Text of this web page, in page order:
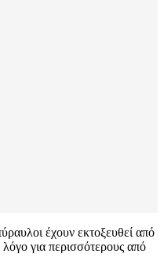
έχουν εκτοξευθεί από
για περισσότερους από